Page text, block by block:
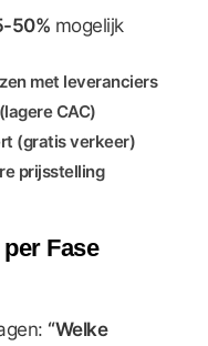
50% mogelijk
met leveranciers
CAC)
(gratis verkeer)
prijsstelling
Fase
“Welke